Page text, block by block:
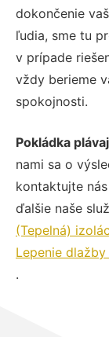
dokončenie
ľudia, sme tu
v prípade
vždy berieme
spokojnosti.
Pokládka
nami sa o
kontaktujte
ďalšie naše
(Tepelná)
Lepenie
.